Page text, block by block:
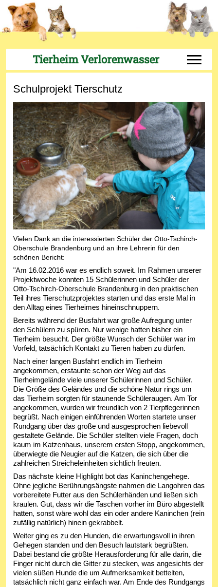
Tierheim Verlorenwasser Off-
Schulprojekt Tierschutz
Vielen Dank an die interessierten Schüler der Otto-Tschirch-
Oberschule Brandenburg und an ihre Lehrerin für den
schönen Bericht:
"Am 16.02.2016 war es endlich soweit. Im Rahmen unserer
Projektwoche konnten 15 Schülerinnen und Schüler der
Otto-Tschirch-Oberschule Brandenburg in den praktischen
Teil ihres Tierschutzprojektes starten und das erste Mal in
den Alltag eines Tierheimes hineinschnuppern.
Bereits während der Busfahrt war große Aufregung unter
den Schülern zu spüren. Nur wenige hatten bisher ein
Tierheim besucht. Der größte Wunsch der Schüler war im
Vorfeld, tatsächlich Kontakt zu Tieren haben zu dürfen.
Nach einer langen Busfahrt endlich im Tierheim
angekommen, erstaunte schon der Weg auf das
Tierheimgelände viele unserer Schülerinnen und Schüler.
Die Größe des Geländes und die schöne Natur rings um
das Tierheim sorgten für staunende Schüleraugen. Am Tor
angekommen, wurden wir freundlich von 2 Tierpflegerinnen
begrüßt. Nach einigen einführenden Worten startete unser
Rundgang über das große und ausgesprochen liebevoll
gestaltete Gelände. Die Schüler stellten viele Fragen, doch
kaum im Katzenhaus, unserem ersten Stopp, angekommen,
überwiegte die Neugier auf die Katzen, die sich über die
zahlreichen Streicheleinheiten sichtlich freuten.
Das nächste kleine Highlight bot das Kaninchengehege.
Ohne jegliche Berührungsängste nahmen die Langohren das
vorbereitete Futter aus den Schülerhänden und ließen sich
kraulen. Gut, dass wir die Taschen vorher im Büro abgestellt
hatten, sonst wäre wohl das ein oder andere Kaninchen (rein
zufällig natürlich) hinein gekrabbelt.
Weiter ging es zu den Hunden, die erwartungsvoll in ihren
Gehegen standen und den Besuch lautstark begrüßten.
Dabei bestand die größte Herausforderung für alle darin, die
Finger nicht durch die Gitter zu stecken, was angesichts der
vielen süßen Hunde die um Aufmerksamkeit bettelten,
tatsächlich nicht ganz einfach war. Am Ende des Rundgangs